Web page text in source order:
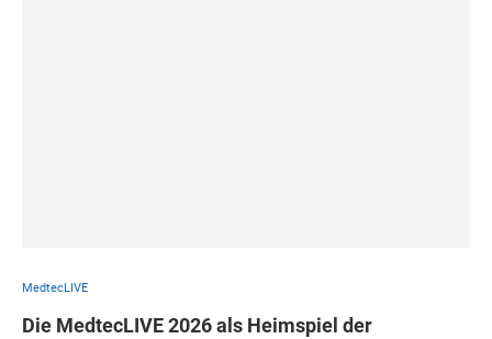
MedtecLIVE
Die MedtecLIVE 2026 als Heimspiel der